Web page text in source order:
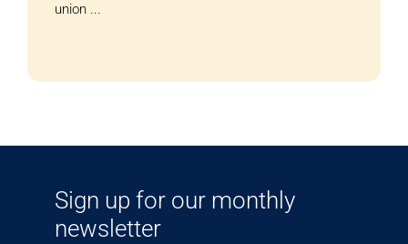
union ...
Sign up for our monthly
newsletter